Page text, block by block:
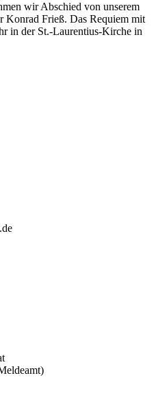
wir Abschied von unserem
Konrad Frieß. Das Requiem mit
in der St.-Laurentius-Kirche in